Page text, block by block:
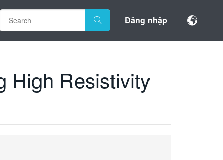
Đăng nhập
High Resistivity